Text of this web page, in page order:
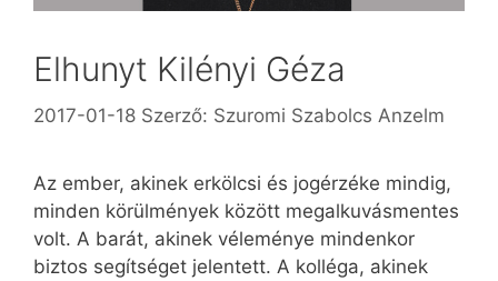
Elhunyt Kilényi Géza
2017-01-18 Szerző: Szuromi Szabolcs Anzelm
Az ember, akinek erkölcsi és jogérzéke mindig,
minden körülmények között megalkuvásmentes
volt. A barát, akinek véleménye mindenkor
biztos segítséget jelentett. A kolléga, akinek